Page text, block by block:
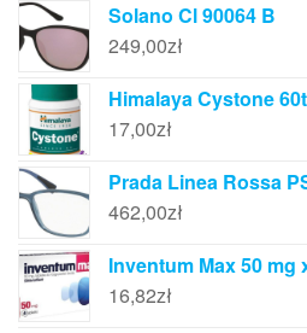
Solano Cl 90064 B
249,00zł
Himalaya Cystone
17,00zł
Prada Linea Rossa
462,00zł
Inventum Max 50 mg
16,82zł